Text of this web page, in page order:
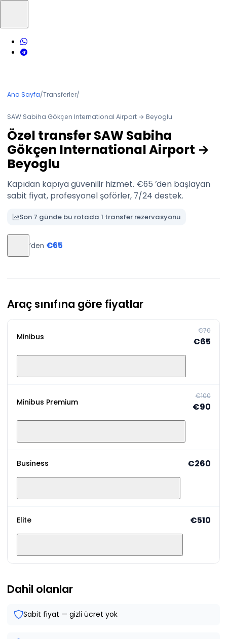
Ana Sayfa/Transferler/
SAW Sabiha Gökçen International Airport → Beyoglu
Özel transfer SAW Sabiha
Gökçen International Airport →
Beyoglu
Kapıdan kapıya güvenilir hizmet. €65 ’den başlayan
sabit fiyat, profesyonel şoförler, 7/24 destek.
Son 7 günde bu rotada 1 transfer rezervasyonu
’den €65
Araç sınıfına göre fiyatlar
Minibus
€70
€65
Minibus Premium
€100
€90
Business €260
Elite €510
Dahil olanlar
Sabit fiyat — gizli ücret yok